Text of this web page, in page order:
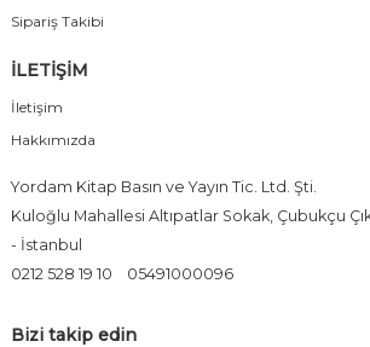
Sipariş Takibi
İLETİŞİM
İletişim
Hakkımızda
Yordam Kitap Basın ve Yayın Tic. Ltd. Şti.
Kuloğlu Mahallesi Altıpatlar Sokak, Çubukçu
- İstanbul
0212 528 19 10
05491000096
Bizi takip edin